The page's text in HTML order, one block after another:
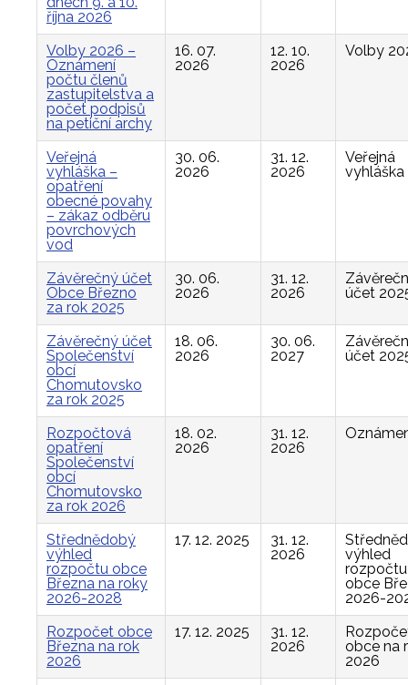
října 2026
Volby 2026 –
Oznámení
počtu členů
zastupitelstva a
počet podpisů
na petiční archy
16. 07.
2026
12. 10.
2026
Volby
Veřejná
vyhláška –
opatření
obecné povahy
– zákaz odběru
povrchových
vod
30. 06.
2026
31. 12.
2026
Veřejná
vyhláška
Závěrečný účet
Obce Březno
za rok 2025
30. 06.
2026
31. 12.
2026
účet
Závěrečný účet
Společenství
obcí
Chomutovsko
za rok 2025
18. 06.
2026
30. 06.
2027
účet
Rozpočtová
opatření
Společenství
obcí
Chomutovsko
za rok 2026
18. 02.
2026
31. 12.
2026
Střednědobý
výhled
rozpočtu obce
Března na roky
2026-2028
17. 12. 2025
31. 12.
2026
výhled
rozpočtu
obce
2026-
Rozpočet obce
Března na rok
2026
17. 12. 2025
31. 12.
2026
obce na
2026